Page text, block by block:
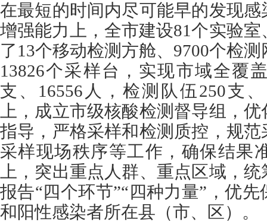
在最短的时间内尽可能早的发现
增强能力上，全市建设81个实验
了13个移动检测方舱、9700个检
13826个采样台，实现市域全覆
支、16556人，检测队伍250支
上，成立市级核酸检测督导组，
指导，严格采样和检测质控，规
采样现场秩序等工作，确保结果
上，突出重点人群、重点区域，
报告“四个环节”“四种力量”，优
和阳性感染者所在县（市、区）。